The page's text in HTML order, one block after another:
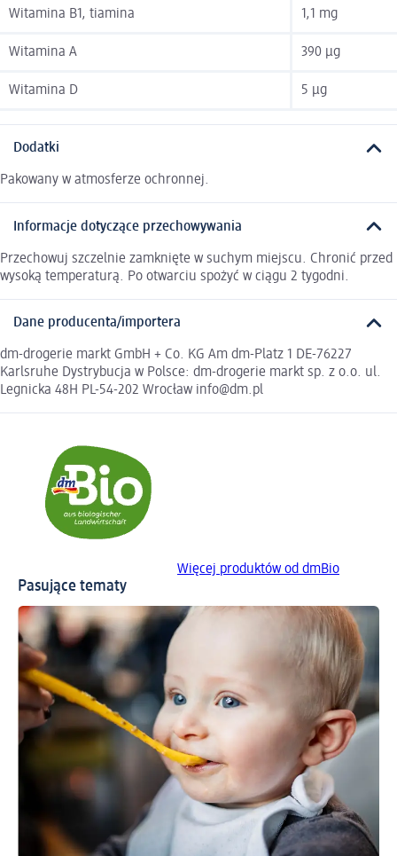
Witamina B1, tiamina 1,1 mg
Witamina A 390 µg
Witamina D 5 µg
Dodatki
Pakowany w atmosferze ochronnej.
Informacje dotyczące przechowywania
Przechowuj szczelnie zamknięte w suchym miejscu. Chronić przed
wysoką temperaturą. Po otwarciu spożyć w ciągu 2 tygodni.
Dane producenta/importera
dm-drogerie markt GmbH + Co. KG Am dm-Platz 1 DE-76227
Karlsruhe Dystrybucja w Polsce: dm-drogerie markt sp. z o.o. ul.
Legnicka 48H PL-54-202 Wrocław info@dm.pl
Więcej produktów od dmBio
Pasujące tematy